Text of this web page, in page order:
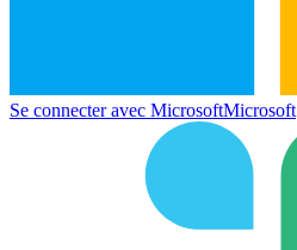
Se connecter avec MicrosoftMicrosoft